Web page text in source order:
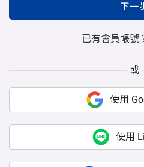
下一
已有會員帳號
或
使用
使用